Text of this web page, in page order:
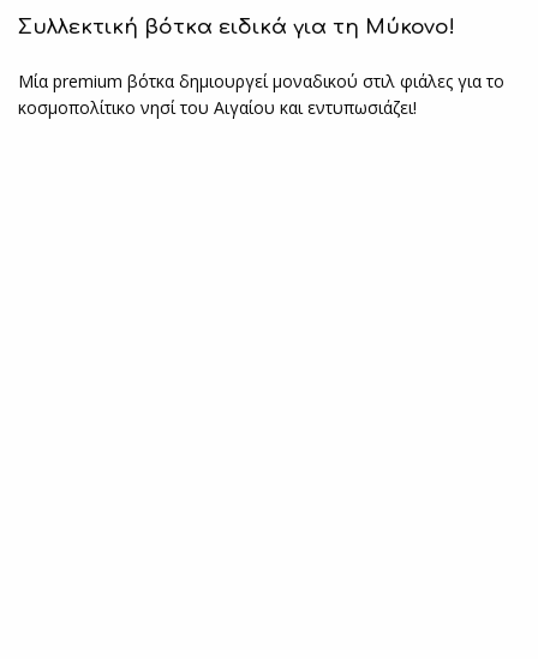
Συλλεκτική βότκα ειδικά για τη Μύκονο!
Μία premium βότκα δημιουργεί μοναδικού στιλ φιάλες για το
κοσμοπολίτικο νησί του Αιγαίου και εντυπωσιάζει!